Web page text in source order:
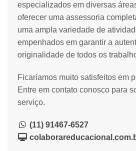
especializados em diversas
oferecer uma assessoria
uma ampla variedade de
empenhados em garantir a
originalidade de todos os
Ficaríamos muito satisfeitos em
Entre em contato conosco para
serviço.
(11) 91467-6527